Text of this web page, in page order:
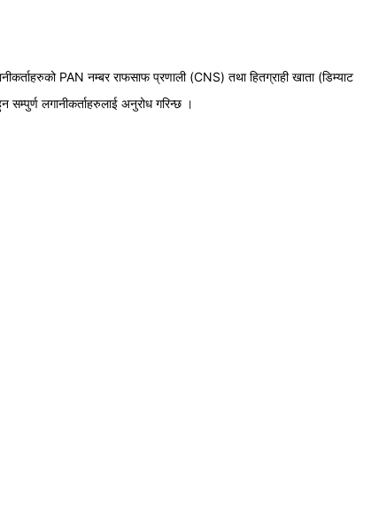
PAN नम्बर राफसाफ प्रणाली (CNS) तथा हितग्राही खाता (डिम्याट
लगानीकर्ताहरुलाई अनुरोध गरिन्छ ।